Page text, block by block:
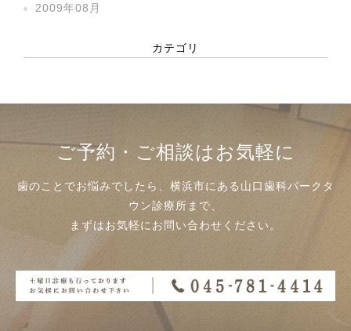
2009年08月
カテゴリ
ご予約・ご相談はお気軽に
歯のことでお悩みでしたら、横浜市にある山口歯科パークタ
ウン診療所まで、
まずはお気軽にお問い合わせください。